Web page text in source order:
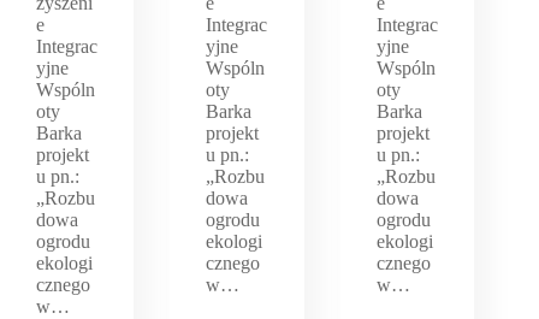
e
Integrac
yjne
Wspóln
oty
Barka
projekt
u pn.:
„Rozbu
dowa
ogrodu
ekologi
cznego
w…
Integrac
yjne
Wspóln
oty
Barka
projekt
u pn.:
„Rozbu
dowa
ogrodu
ekologi
cznego
w…
Integrac
yjne
Wspóln
oty
Barka
projekt
u pn.:
„Rozbu
dowa
ogrodu
ekologi
cznego
w…